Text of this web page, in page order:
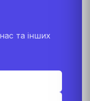
та інших